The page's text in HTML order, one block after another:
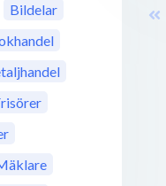
Bildelar